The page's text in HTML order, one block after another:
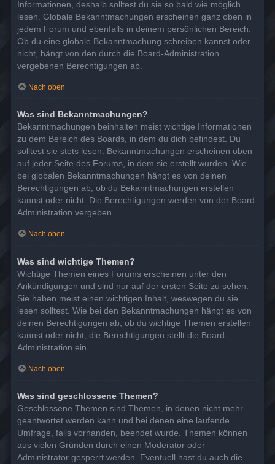
Informationen, deshalb solltest du sie so bald wie möglich
lesen. Globale Bekanntmachungen erscheinen ganz oben in
jedem Forum und ebenfalls in deinem persönlichen Bereich.
Ob du eine globale Bekanntmachung schreiben kannst oder
nicht, hängt von den durch die Board-Administration
vergebenen Berechtigungen ab.
Nach oben
Was sind Bekanntmachungen?
Bekanntmachungen beinhalten meist wichtige Informationen
zu dem Bereich des Boards, in dem du dich befindest. Du
solltest sie stets lesen. Bekanntmachungen erscheinen oben
auf jeder Seite des Forums, in dem sie erstellt wurden. Wie
bei globalen Bekanntmachungen hängt es von deinen
Berechtigungen ab, ob du Bekanntmachungen erstellen
kannst oder nicht. Die Berechtigungen werden von der Board-
Administration vergeben.
Nach oben
Was sind wichtige Themen?
Wichtige Themen eines Forums erscheinen unter den
Ankündigungen und sind nur auf der ersten Seite zu sehen.
Sie haben meist einen wichtigen Inhalt, weswegen du sie
lesen solltest. Wie bei den Bekanntmachungen hängt es von
deinen Berechtigungen ab, ob du wichtige Themen erstellen
kannst oder nicht; die Berechtigungen stellt die Board-
Administration ein.
Nach oben
Was sind geschlossene Themen?
Geschlossene Themen sind Themen, in denen nicht mehr
geantwortet werden kann und bei denen eine laufende
Umfrage, falls vorhanden, beendet wurde. Themen können
aus vielen Gründen durch einen Moderator oder
Administrator gesperrt werden. Eventuell hast du auch die